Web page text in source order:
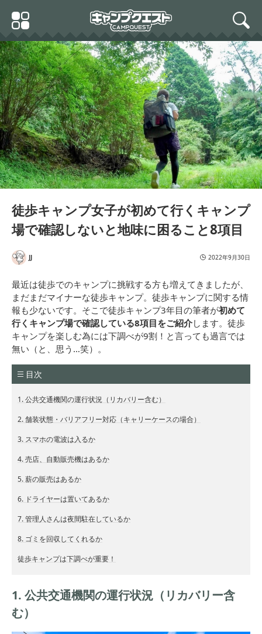
Primary
Menu
search
徒歩キャンプ女子が初めて行くキャンプ
場で確認しないと地味に困ること8項目
JJ 2022年9月30日
最近は徒歩でのキャンプに挑戦する方も増えてきましたが、
まだまだマイナーな徒歩キャンプ。徒歩キャンプに関する情
報も少ないです。そこで徒歩キャンプ3年目の筆者が初めて
行くキャンプ場で確認している8項目をご紹介します。徒歩
キャンプを楽しむ為には下調べが9割！と言っても過言では
無い（と、思う…笑）。
目次
1. 公共交通機関の運行状況（リカバリー含む）
2. 舗装状態・バリアフリー対応（キャリーケースの場合）
3. スマホの電波は入るか
4. 売店、自動販売機はあるか
5. 薪の販売はあるか
6. ドライヤーは置いてあるか
7. 管理人さんは夜間駐在しているか
8. ゴミを回収してくれるか
徒歩キャンプは下調べが重要！
1. 公共交通機関の運行状況（リカバリー含
む）